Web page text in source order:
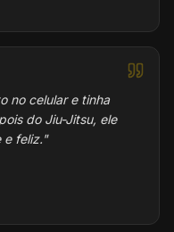
no celular e tinha
do Jiu-Jitsu, ele
e feliz."